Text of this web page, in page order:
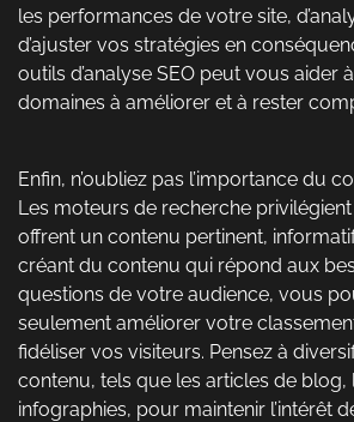
les performances de votre site,
d’ajuster vos stratégies en
outils d’analyse SEO peut vous aider
domaines à améliorer et à rester
Enfin, n’oubliez pas l’importance du
Les moteurs de recherche
offrent un contenu pertinent,
créant du contenu qui répond aux
questions de votre audience, vous
seulement améliorer votre
fidéliser vos visiteurs. Pensez à
contenu, tels que les articles de blog,
infographies, pour maintenir l’intérêt